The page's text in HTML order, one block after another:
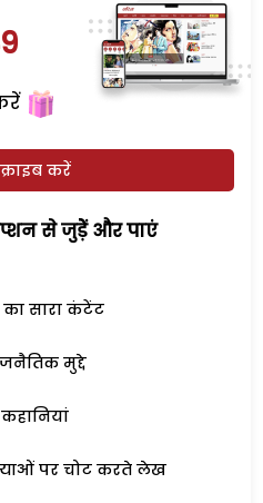
करें
से जुड़ेें और पाएं
सारा कंटेंट
मुद्दे
पर चोट करते लेख